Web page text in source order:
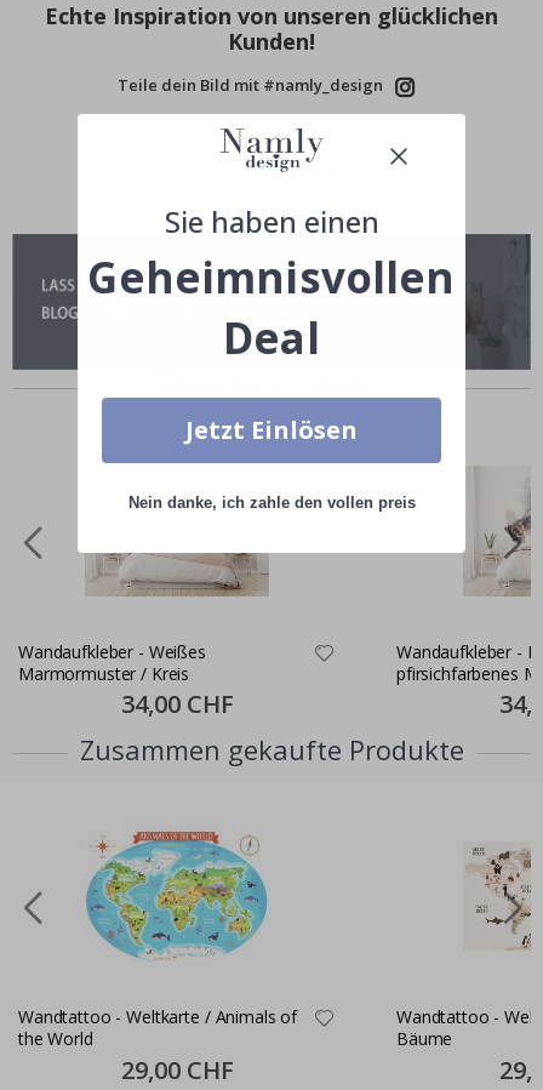
Echte Inspiration von unseren glücklichen
Kunden!
Teile dein Bild mit #namly_design
Wandaufkleber - Weißes
Marmormuster / Kreis
Special
Price
34,00 CHF
Wandaufkleber -
pfirsichfarbenes
Price
Zusammen gekaufte Produkte
Wandtattoo - Weltkarte / Animals of
the World
Special
Price
29,00 CHF
Wandtattoo -
Bäume
Price
Sie haben einen
Geheimnisvollen
Deal
Jetzt Einlösen
Nein danke, ich zahle den vollen preis